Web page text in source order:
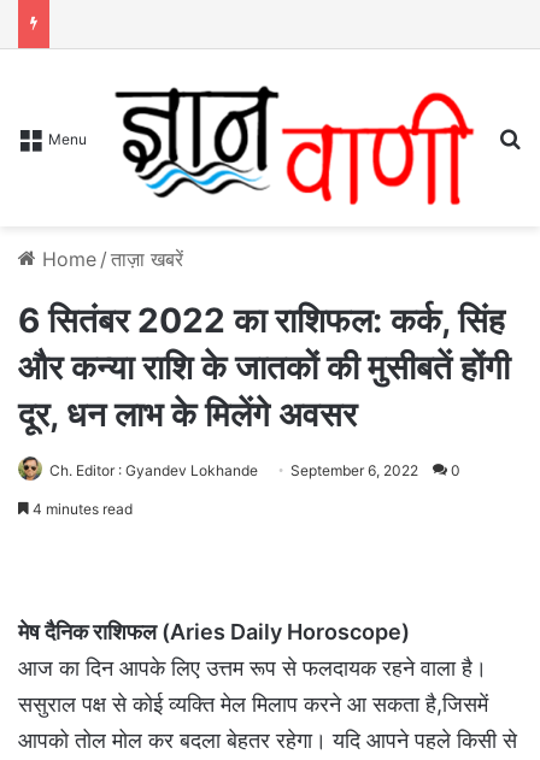
Menu
Home / ताज़ा खबरें
6 सितंबर 2022 का राशिफल: कर्क, सिंह
और कन्या राशि के जातकों की मुसीबतें होंगी
दूर, धन लाभ के मिलेंगे अवसर
Ch. Editor : Gyandev Lokhande September 6, 2022 0
4 minutes read
मेष दैनिक राशिफल (Aries Daily Horoscope)
आज का दिन आपके लिए उत्तम रूप से फलदायक रहने वाला है।
ससुराल पक्ष से कोई व्यक्ति मेल मिलाप करने आ सकता है,जिसमें
आपको तोल मोल कर बदला बेहतर रहेगा। यदि आपने पहले किसी से